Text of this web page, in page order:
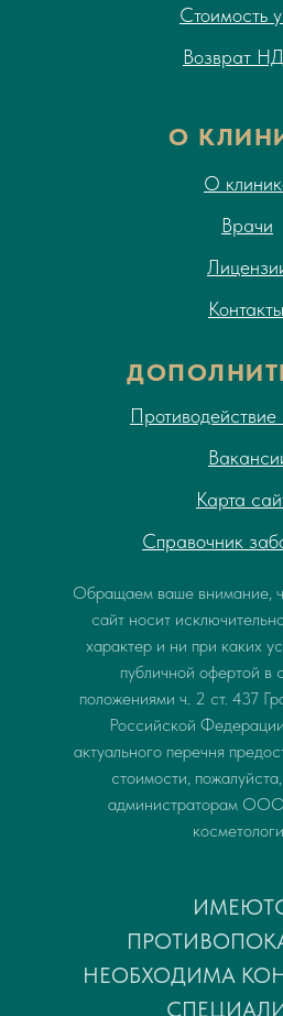
О
Возврат
Стоимость
Врачи
О
Контакты
Карта
Справочник
Противодействие
Обращаем ваше внимание,
сайт носит
характер и ни при каких
публичной офертой в
положениями ч. 2 ст. 437
Российской
актуального перечня
стоимости,
администраторам
НЕОБХОДИМА